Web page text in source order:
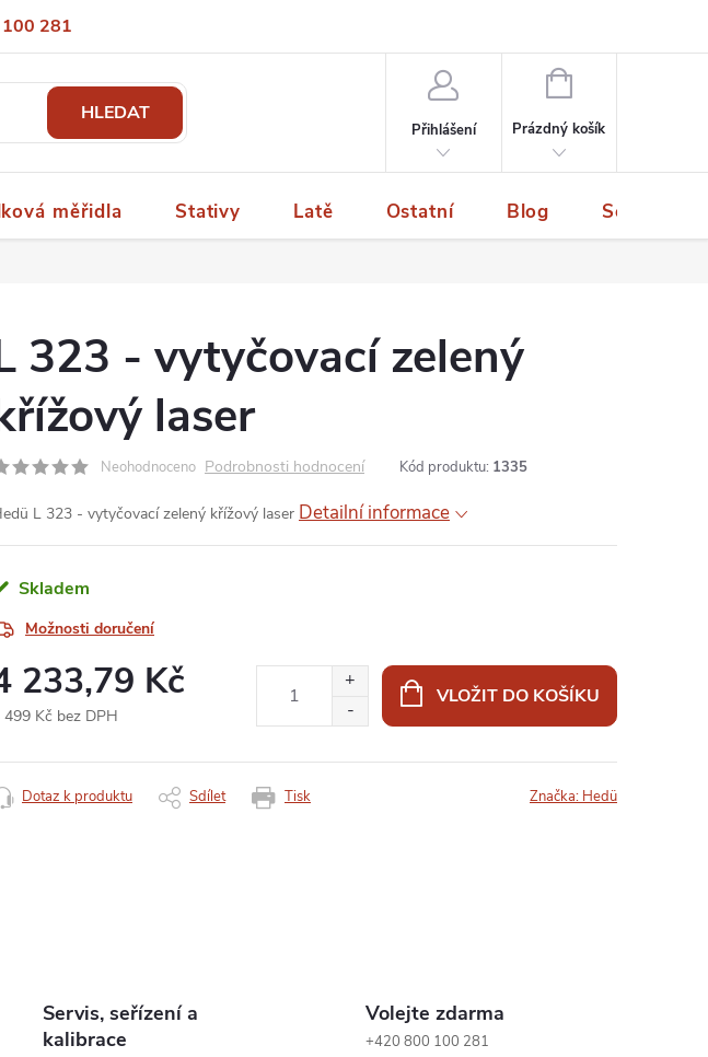
281
HLEDAT
Přihlášení
NÁKUPNÍ
Prázdný košík
měřidla Stativy Latě Ostatní Blog Servis a
323 - vytyčovací zelený
laser
Neohodnoceno Podrobnosti hodnocení Kód produktu: 1335
L 323 - vytyčovací zelený křížový laser Detailní informace
Skladem
Možnosti doručení
233,79 Kč
499 Kč bez DPH
VLOŽIT DO KOŠÍKU
Tisk
Dotaz k produktu Sdílet Značka: Hedü
Servis, seřízení a
kalibrace
Volejte zdarma
+420 800 100 281